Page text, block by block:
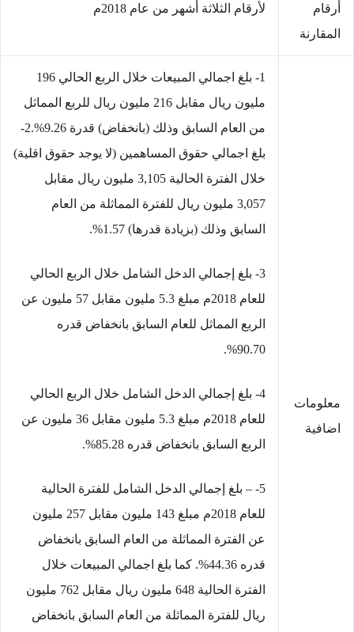
أرقام
المقارنة
لأرقام الثلاثة أشهر من عام 2018م
معلومات
اضافية
1- بلغ اجمالي المبيعات خلال الربع الحالي 196
مليون ريال مقابل 216 مليون ريال للربع المماثل
من العام السابق وذلك (بانخفاض) قدرة 9.26%.2-
بلغ اجمالي حقوق المساهمين (لا يوجد حقوق اقلية)
خلال الفترة الحالية 3,105 مليون ريال مقابل
3,057 مليون ريال للفترة المماثلة من العام
السابق وذلك (بزيادة قدرها) 1.57%.
3- بلغ إجمالي الدخل الشامل خلال الربع الحالي
للعام 2018م مبلغ 5.3 مليون مقابل 57 مليون عن
الربع المماثل للعام السابق بانخفاض قدره
90.70%.
4- بلغ إجمالي الدخل الشامل خلال الربع الحالي
للعام 2018م مبلغ 5.3 مليون مقابل 36 مليون عن
الربع السابق بانخفاض قدره 85.28%.
5- – بلغ إجمالي الدخل الشامل للفترة الحالية
للعام 2018م مبلغ 143 مليون مقابل 257 مليون
عن الفترة المماثلة من العام السابق بانخفاض
قدره 44.36%. كما بلغ اجمالي المبيعات خلال
الفترة الحالية 648 مليون ريال مقابل 762 مليون
ريال للفترة المماثلة من العام السابق بانخفاض